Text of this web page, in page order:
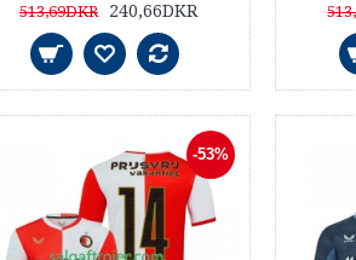
513,69DKR 240,66DKR
-53%